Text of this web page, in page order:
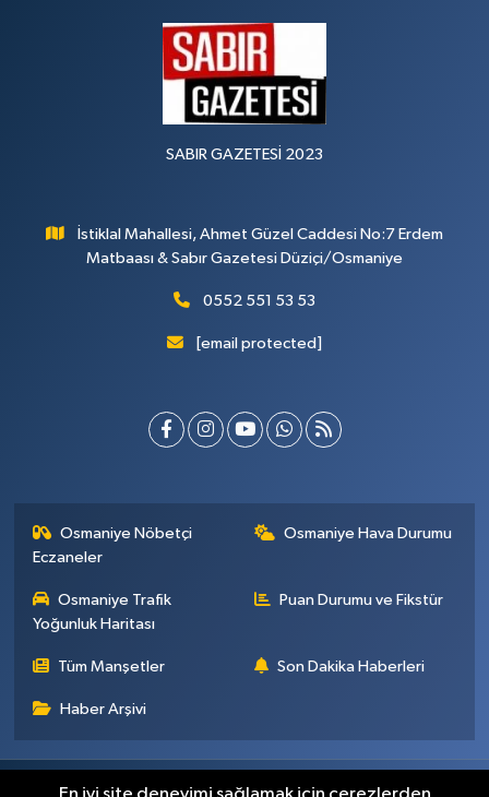
SABIR GAZETESİ 2023
İstiklal Mahallesi, Ahmet Güzel Caddesi No:7 Erdem
Matbaası & Sabır Gazetesi Düziçi/Osmaniye
0552 551 53 53
[email protected]
Osmaniye Nöbetçi
Eczaneler
Osmaniye Hava Durumu
Osmaniye Trafik
Yoğunluk Haritası
Puan Durumu ve Fikstür
Tüm Manşetler Son Dakika Haberleri
Haber Arşivi
Künye İletişim Gizlilik Sözleşmesi